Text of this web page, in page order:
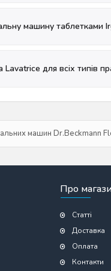
машину таблетками
Lavatrice для всіх типів
машин Dr.Beckmann
Про
Статті
Доставка
Оплата
Контакти